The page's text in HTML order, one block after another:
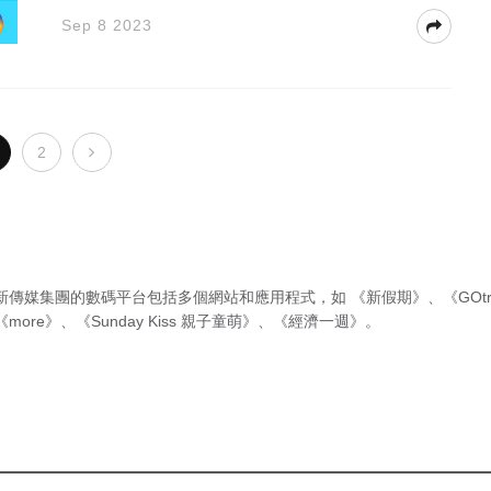
Sep 8 2023
2
傳媒集團的數碼平台包括多個網站和應用程式，如 《新假期》 、
《
more》 、 《Sunday Kiss 親子童萌》 、 《經濟一週》 。